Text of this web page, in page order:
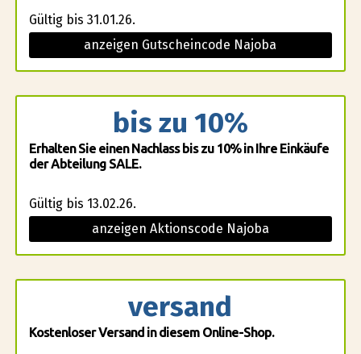
Gültig bis 31.01.26.
anzeigen Gutscheincode Najoba
bis zu 10%
Erhalten Sie einen Nachlass bis zu 10% in Ihre Einkäufe
der Abteilung SALE.
Gültig bis 13.02.26.
anzeigen Aktionscode Najoba
versand
Kostenloser Versand in diesem Online-Shop.